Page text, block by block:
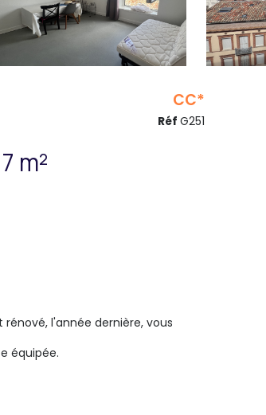
Appartement 1 pièce(s) 17 m²
CC*
Réf G251
l'année dernière, vous
équipée.